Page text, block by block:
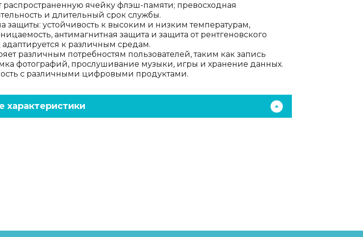
распространенную ячейку флэш-памяти; превосходная
и длительный срок службы.
защиты: устойчивость к высоким и низким температурам,
антимагнитная защита и защита от рентгеновского
адаптируется к различным средам.
различным потребностям пользователей, таким как запись
фотографий, прослушивание музыки, игры и хранение данных.
с различными цифровыми продуктами.
характеристики